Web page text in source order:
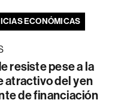
ECONÓMICAS
resiste pese a la
atractivo del yen
de financiación